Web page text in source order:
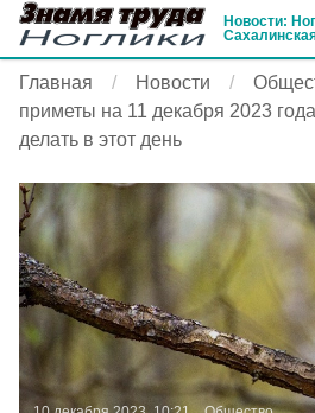
Новости:
Главная Новости
приметы на 11 декабря 2023
делать в этот день